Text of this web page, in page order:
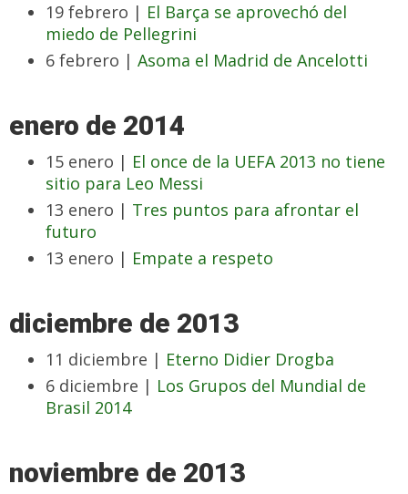
19 febrero | El Barça se aprovechó del
miedo de Pellegrini
6 febrero | Asoma el Madrid de Ancelotti
enero de 2014
15 enero | El once de la UEFA 2013 no tiene
sitio para Leo Messi
13 enero | Tres puntos para afrontar el
futuro
13 enero | Empate a respeto
diciembre de 2013
11 diciembre | Eterno Didier Drogba
6 diciembre | Los Grupos del Mundial de
Brasil 2014
noviembre de 2013